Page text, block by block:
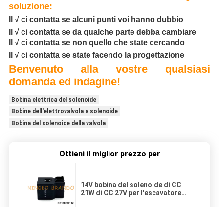
soluzione:
Il √ ci contatta se alcuni punti voi hanno dubbio
Il √ ci contatta se da qualche parte debba cambiare
Il √ ci contatta se non quello che state cercando
Il √ ci contatta se state facendo la progettazione
Benvenuto alla vostre qualsiasi
domanda ed indagine!
Bobina elettrica del solenoide
Bobine dell'elettrovalvola a solenoide
Bobina del solenoide della valvola
Ottieni il miglior prezzo per
14V bobina del solenoide di CC
21W di CC 27V per l'escavatore